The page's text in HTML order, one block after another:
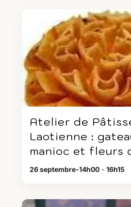
Atelier de
Laotienne :
manioc et fleurs
26 septembre-14h00- 16h15